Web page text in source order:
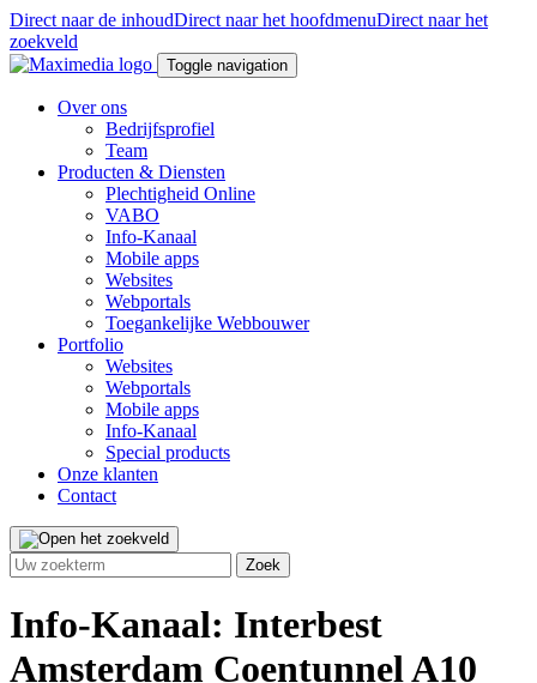
Direct naar de inhoudDirect naar het hoofdmenuDirect naar het
zoekveld
Toggle navigation
Over ons
Bedrijfsprofiel
Team
Producten & Diensten
Plechtigheid Online
VABO
Info-Kanaal
Mobile apps
Websites
Webportals
Toegankelijke Webbouwer
Portfolio
Websites
Webportals
Mobile apps
Info-Kanaal
Special products
Onze klanten
Contact
Info-Kanaal: Interbest
Amsterdam Coentunnel A10